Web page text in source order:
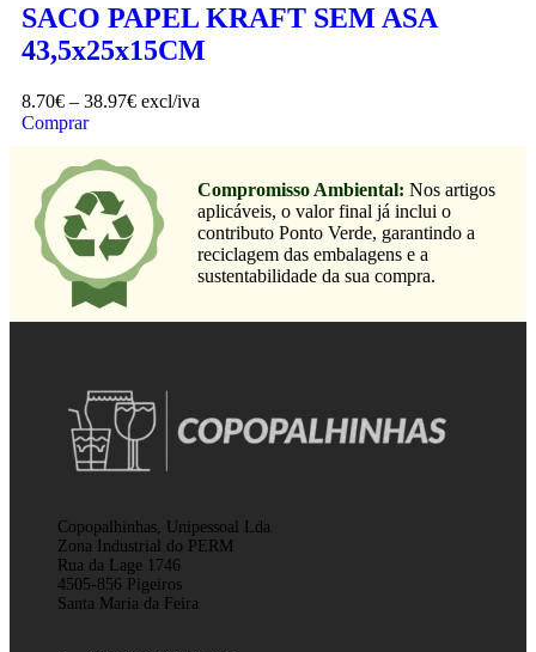
SACO PAPEL KRAFT SEM ASA
43,5x25x15CM
8.70€ – 38.97€ excl/iva
Comprar
Compromisso Ambiental: Nos artigos
aplicáveis, o valor final já inclui o
contributo Ponto Verde, garantindo a
reciclagem das embalagens e a
sustentabilidade da sua compra.
Copopalhinhas, Unipessoal Lda
Zona Industrial do PERM
Rua da Lage 1746
4505-856 Pigeiros
Santa Maria da Feira